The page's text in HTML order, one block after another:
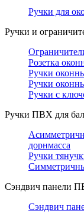
Ручки для
Ручки и
Розетка
Ручки
Ручки
Ручки с
Ручки ПВХ для
дорнмасса
Ручки
Сэндвич панели
Сэндвич